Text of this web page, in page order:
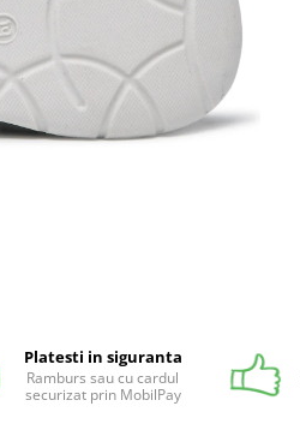
FacebookPlatesti in siguranta
Ramburs sau cu cardul
securizat prin MobilPay